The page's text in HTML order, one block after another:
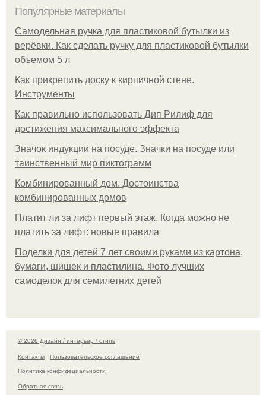
Популярные материалы
Самодельная ручка для пластиковой бутылки из
верёвки. Как сделать ручку для пластиковой бутылки
объемом 5 л
Как прикрепить доску к кирпичной стене.
Инструменты
Как правильно использовать Дип Рилиф для
достижения максимального эффекта
Значок индукции на посуде. Значки на посуде или
таинственный мир пиктограмм
Комбинированный дом. Достоинства
комбинированных домов
Платит ли за лифт первый этаж. Когда можно не
платить за лифт: новые правила
Поделки для детей 7 лет своими руками из картона,
бумаги, шишек и пластилина. Фото лучших
самоделок для семилетних детей
© 2026 Дизайн / интерьер / стиль
Контакты
Пользовательское соглашение
Политика конфидециальности
Обратная связь